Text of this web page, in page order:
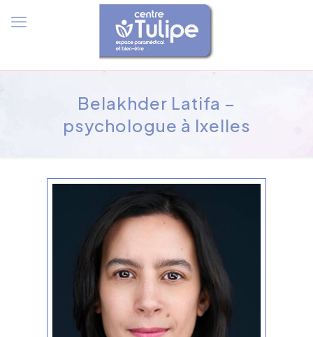
Belakhder Latifa –
psychologue à Ixelles